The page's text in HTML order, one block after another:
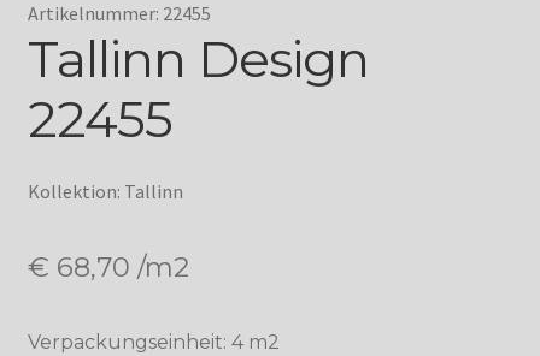
Artikelnummer: 22455
Tallinn Design
22455
Kollektion: Tallinn
€ 68,70 /m2
Verpackungseinheit: 4 m2